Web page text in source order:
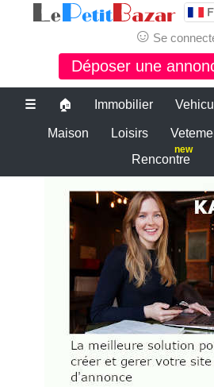
☺ Se
Déposer une
☰ 🏠 Immobilier
Maison Loisirs
Rencontre
new